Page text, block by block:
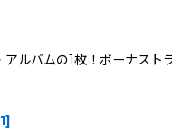
アルバムの1枚！ボーナ
]